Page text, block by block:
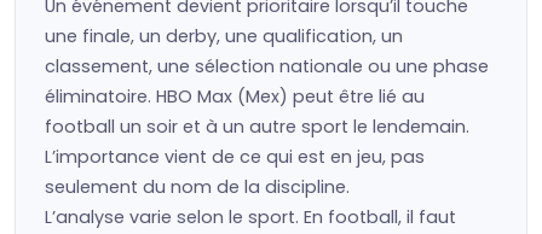
Un événement devient prioritaire lorsqu’il touche
une finale, un derby, une qualification, un
classement, une sélection nationale ou une phase
éliminatoire. HBO Max (Mex) peut être lié au
football un soir et à un autre sport le lendemain.
L’importance vient de ce qui est en jeu, pas
seulement du nom de la discipline.
L’analyse varie selon le sport. En football, il faut